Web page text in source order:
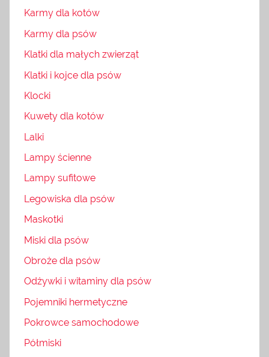
Karmy dla kotów
Karmy dla psów
Klatki dla małych zwierząt
Klatki i kojce dla psów
Klocki
Kuwety dla kotów
Lalki
Lampy ścienne
Lampy sufitowe
Legowiska dla psów
Maskotki
Miski dla psów
Obroże dla psów
Odżywki i witaminy dla psów
Pojemniki hermetyczne
Pokrowce samochodowe
Półmiski